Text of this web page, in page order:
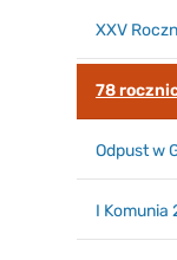
XXV
78
Odpust w
I Komunia